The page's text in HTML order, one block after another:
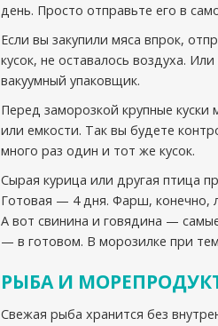
день. Просто отправьте его в
Если вы закупили мяса впрок,
кусок, не оставалось воздуха.
вакуумный упаковщик.
Перед заморозкой крупные
или емкости. Так вы будете
много раз один и тот же кусок.
Сырая курица или другая птица
Готовая — 4 дня. Фарш, конечно,
А вот свинина и говядина —
— в готовом. В морозилке при
РЫБА И
Свежая рыба хранится без